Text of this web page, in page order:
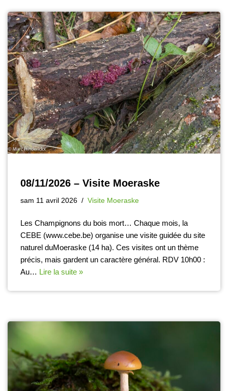
08/11/2026 – Visite Moeraske
sam 11 avril 2026 Visite Moeraske
Les Champignons du bois mort… Chaque mois, la
CEBE (www.cebe.be) organise une visite guidée du site
naturel duMoeraske (14 ha). Ces visites ont un thème
précis, mais gardent un caractère général. RDV 10h00 :
Au… Lire la suite »